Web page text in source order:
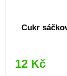
Cukr
12 Kč